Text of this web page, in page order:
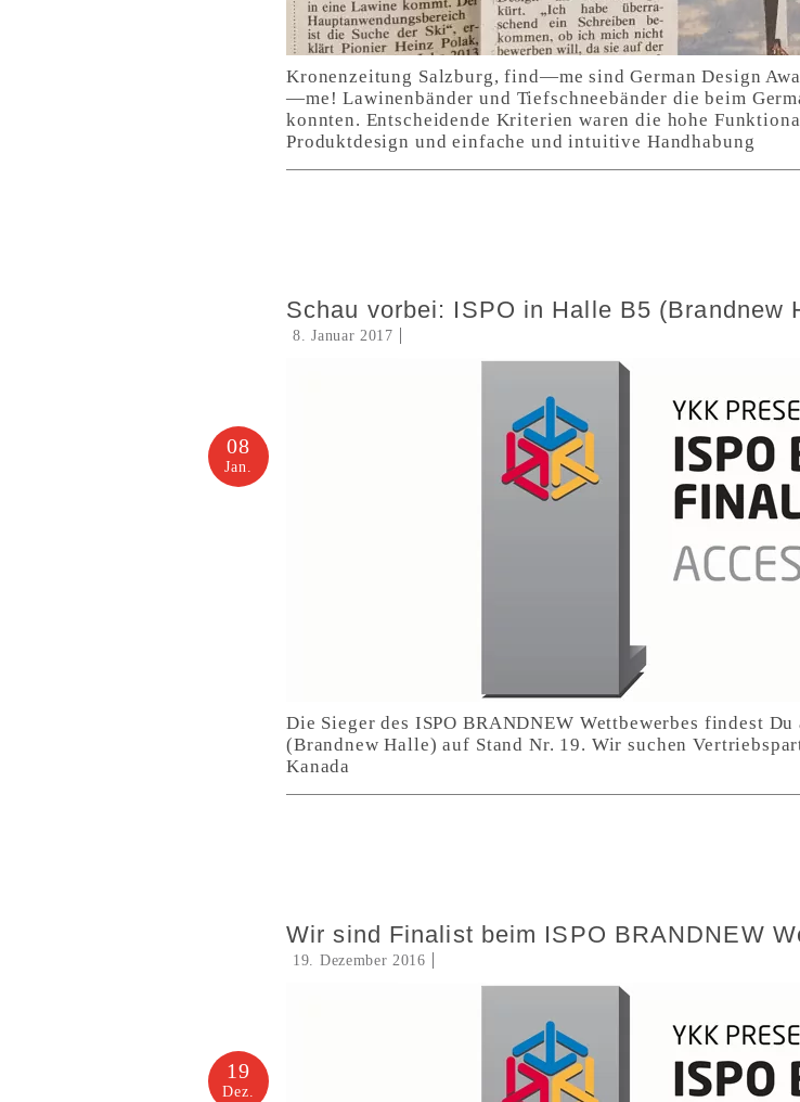
Kronenzeitung Salzburg, find—me sind German Design
—me! Lawinenbänder und Tiefschneebänder die beim
konnten. Entscheidende Kriterien waren die hohe
Produktdesign und einfache und intuitive Handhabung
Schau vorbei: ISPO in Halle B5 (Brandnew
8. Januar 2017
08
Jan.
Die Sieger des ISPO BRANDNEW Wettbewerbes findest
(Brandnew Halle) auf Stand Nr. 19. Wir suchen
Kanada
Wir sind Finalist beim ISPO BRANDNEW
19. Dezember 2016
19
Dez.